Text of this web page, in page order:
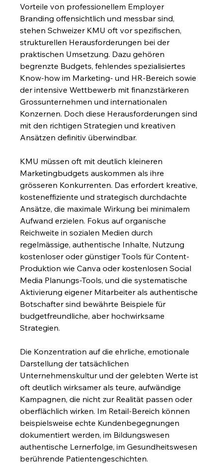
Vorteile von professionellem Employer
Branding offensichtlich und messbar sind,
stehen Schweizer KMU oft vor spezifischen,
strukturellen Herausforderungen bei der
praktischen Umsetzung. Dazu gehören
begrenzte Budgets, fehlendes spezialisiertes
Know-how im Marketing- und HR-Bereich sowie
der intensive Wettbewerb mit finanzstärkeren
Grossunternehmen und internationalen
Konzernen. Doch diese Herausforderungen sind
mit den richtigen Strategien und kreativen
Ansätzen definitiv überwindbar.
KMU müssen oft mit deutlich kleineren
Marketingbudgets auskommen als ihre
grösseren Konkurrenten. Das erfordert kreative,
kosteneffiziente und strategisch durchdachte
Ansätze, die maximale Wirkung bei minimalem
Aufwand erzielen. Fokus auf organische
Reichweite in sozialen Medien durch
regelmässige, authentische Inhalte, Nutzung
kostenloser oder günstiger Tools für Content-
Produktion wie Canva oder kostenlosen Social
Media Planungs-Tools, und die systematische
Aktivierung eigener Mitarbeiter als authentische
Botschafter sind bewährte Beispiele für
budgetfreundliche, aber hochwirksame
Strategien.
Die Konzentration auf die ehrliche, emotionale
Darstellung der tatsächlichen
Unternehmenskultur und der gelebten Werte ist
oft deutlich wirksamer als teure, aufwändige
Kampagnen, die nicht zur Realität passen oder
oberflächlich wirken. Im Retail-Bereich können
beispielsweise echte Kundenbegegnungen
dokumentiert werden, im Bildungswesen
authentische Lernerfolge, im Gesundheitswesen
berührende Patientengeschichten.